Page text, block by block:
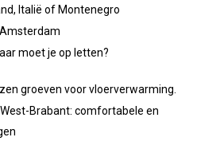
Italië of Montenegro
moet je op letten?
groeven voor vloerverwarming.
Brabant: comfortabele en